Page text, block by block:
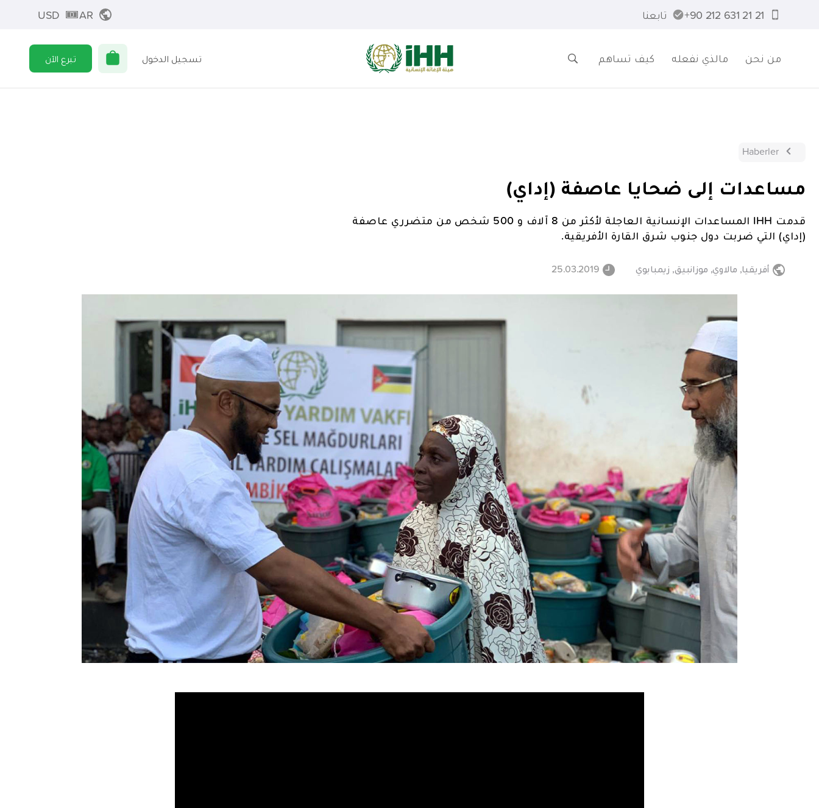
21 21 631 212 90+ تابعنا AR
USD
من نحن مالذي نفعله كيف تساهم تسجيل الدخول تبرع الآن
Haberler
مساعدات إلى ضحايا عاصفة (إداي)
قدمت IHH المساعدات الإنسانية العاجلة لأكثر من 8 آلاف و 500 شخص من متضرري عاصفة
(إداي) التي ضربت دول جنوب شرق القارة الأفريقية.
أفريقيا, مالاوي, موزانبيق, زيمبابوي 25.03.2019